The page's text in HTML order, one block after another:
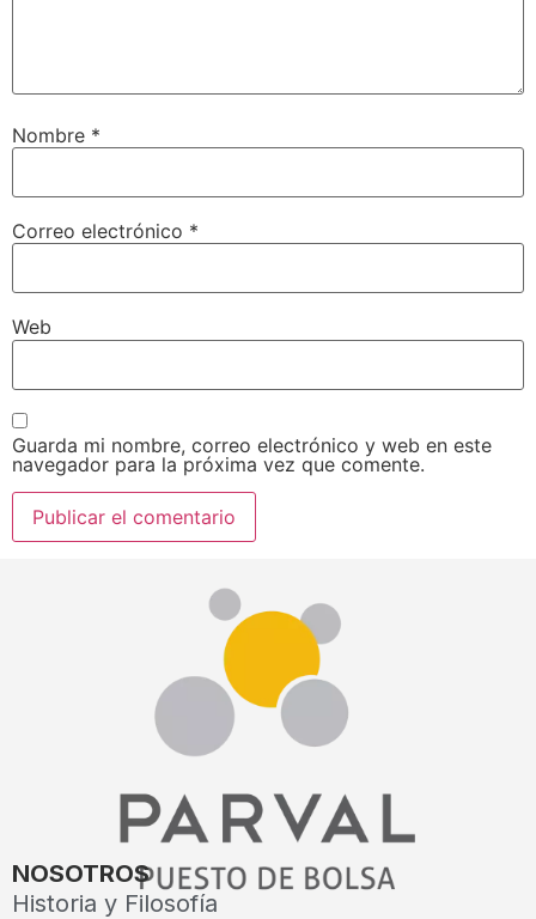
Nombre *
Correo electrónico *
Web
Guarda mi nombre, correo electrónico y web en este
navegador para la próxima vez que comente.
NOSOTROS
Historia y Filosofía